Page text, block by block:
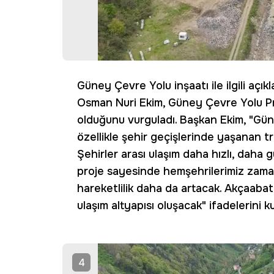
Güney Çevre Yolu inşaatı ile ilgili
Osman Nuri Ekim, Güney Çevre Yolu
olduğunu vurguladı. Başkan Ekim,
özellikle şehir geçişlerinde yaşanan
Şehirler arası ulaşım daha hızlı,
proje sayesinde hemşehrilerimiz
hareketlilik daha da artacak.
ulaşım altyapısı oluşacak" ifadelerini
4